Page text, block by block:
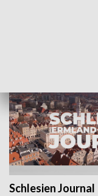
Schlesien Journal